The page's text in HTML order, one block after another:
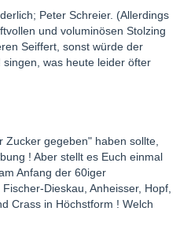
Peter Schreier. (Allerdings
und voluminösen Stolzing
Seiffert, sonst würde der
was heute leider öfter
Zucker gegeben" haben sollte,
! Aber stellt es Euch einmal
Anfang der 60iger
Dieskau, Anheisser, Hopf,
Crass in Höchstform ! Welch